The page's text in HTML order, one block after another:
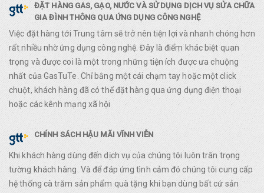
ĐẶT HÀNG GAS, GẠO, NƯỚC VÀ SỬ DỤNG DỊCH VỤ SỬA CHỮA
GIA ĐÌNH THÔNG QUA ỨNG DỤNG CÔNG NGHỆ
Việc đặt hàng tới Trung tâm sẽ trở nên tiện lợi và nhanh chóng hơn
rất nhiều nhờ ứng dụng công nghệ. Đây là điểm khác biệt quan
trọng và được coi là một trong những tiện ích được ưa chuộng
nhất của GasTuTe. Chỉ bằng một cái chạm tay hoặc một click
chuột, khách hàng đã có thể đặt hàng qua ứng dụng điện thoại
hoặc các kênh mạng xã hội
CHÍNH SÁCH HẬU MÃI VĨNH VIỄN
Khi khách hàng dùng đến dịch vụ của chúng tôi luôn trân trọng
tường khách hàng. Và để đáp ứng tình cảm đó chúng tôi cung cấp
hệ thống cà trăm sản phẩm quà tặng khi bạn dùng bất cứ sản